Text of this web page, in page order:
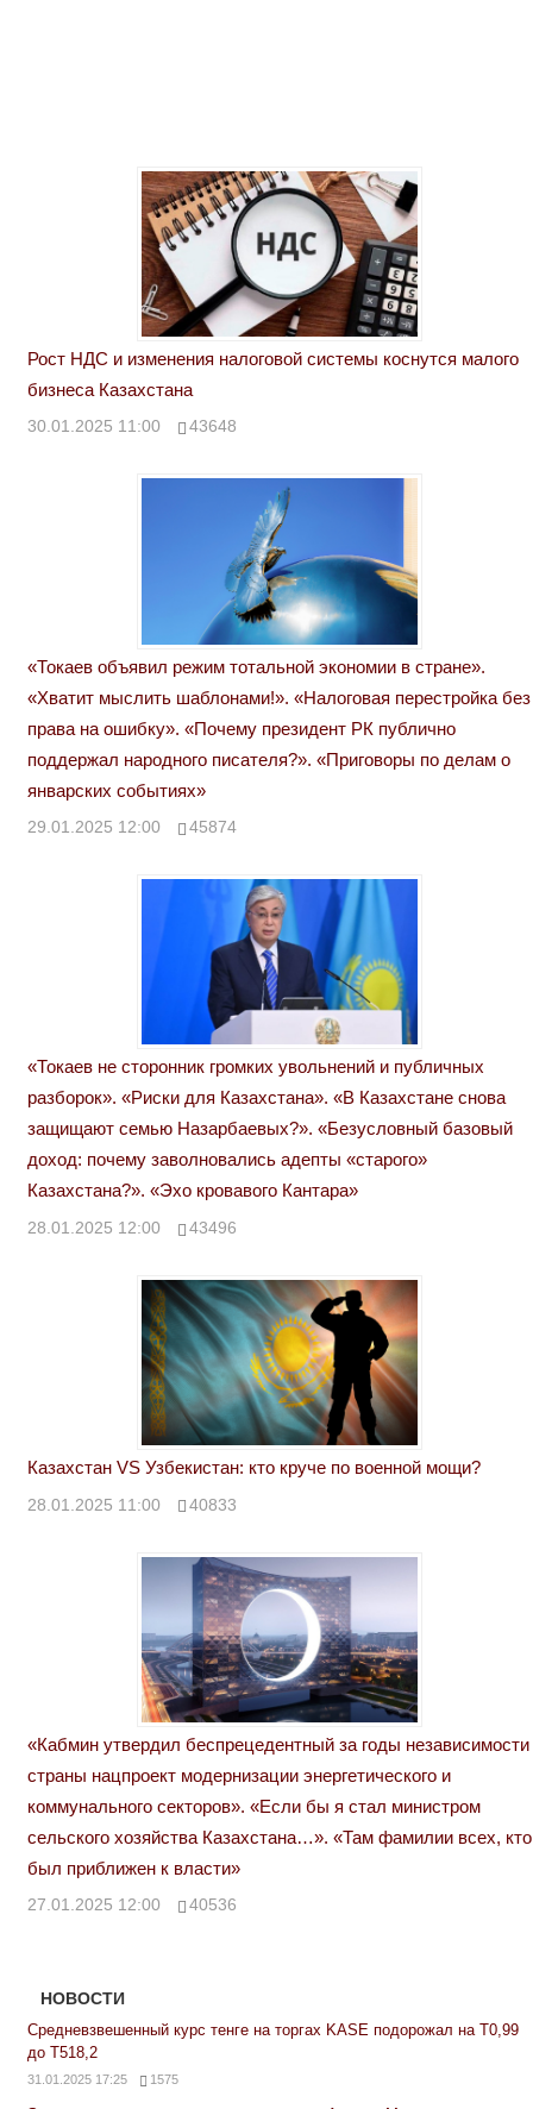
Рост НДС и изменения налоговой системы коснутся малого
бизнеса Казахстана
30.01.2025 11:00 43648
«Токаев объявил режим тотальной экономии в стране».
«Хватит мыслить шаблонами!». «Налоговая перестройка без
права на ошибку». «Почему президент РК публично
поддержал народного писателя?». «Приговоры по делам о
январских событиях»
29.01.2025 12:00 45874
«Токаев не сторонник громких увольнений и публичных
разборок». «Риски для Казахстана». «В Казахстане снова
защищают семью Назарбаевых?». «Безусловный базовый
доход: почему заволновались адепты «старого»
Казахстана?». «Эхо кровавого Кантара»
28.01.2025 12:00 43496
Казахстан VS Узбекистан: кто круче по военной мощи?
28.01.2025 11:00 40833
«Кабмин утвердил беспрецедентный за годы независимости
страны нацпроект модернизации энергетического и
коммунального секторов». «Если бы я стал министром
сельского хозяйства Казахстана…». «Там фамилии всех, кто
был приближен к власти»
27.01.2025 12:00 40536
НОВОСТИ
Средневзвешенный курс тенге на торгах KASE подорожал на Т0,99
до Т518,2
31.01.2025 17:25 1575